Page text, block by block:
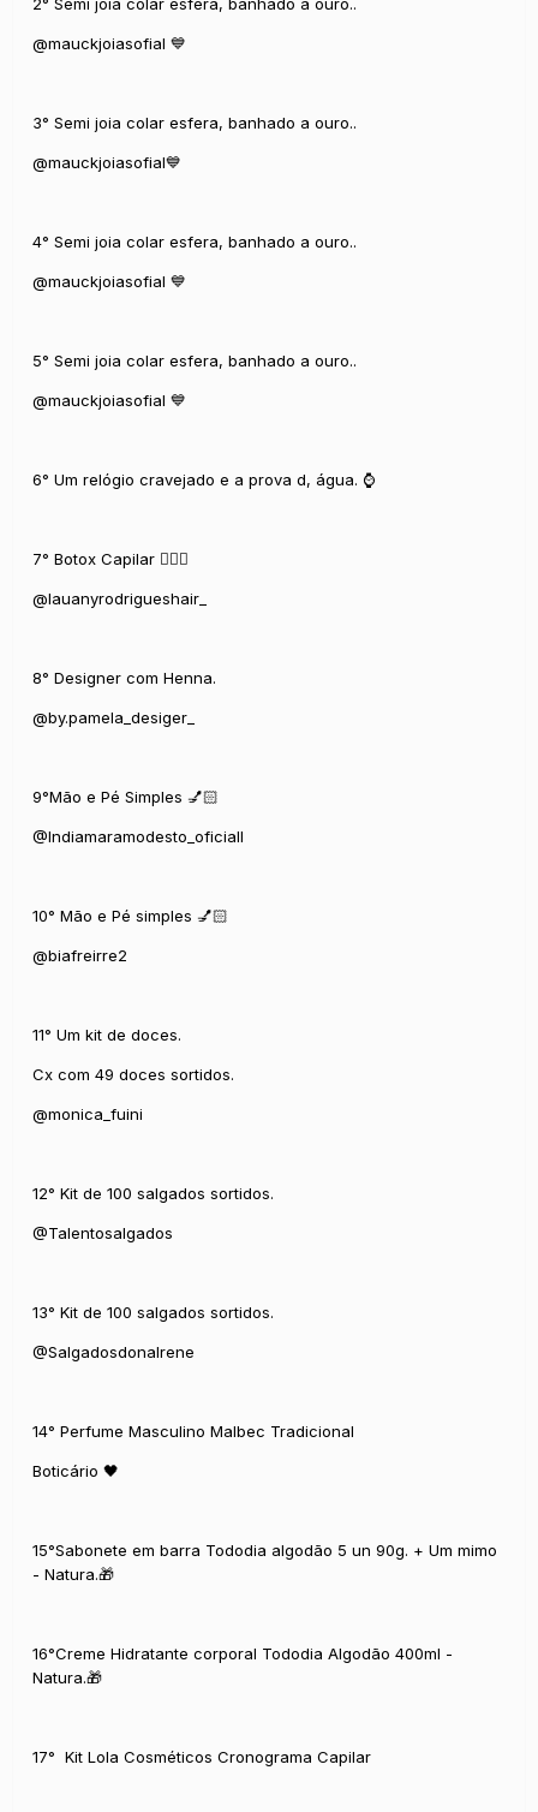
@mauckjoiasofial 💙
3° Semi joia colar esfera, banhado a ouro..
@mauckjoiasofial💙
4° Semi joia colar esfera, banhado a ouro..
@mauckjoiasofial 💙
5° Semi joia colar esfera, banhado a ouro..
@mauckjoiasofial 💙
6° Um relógio cravejado e a prova d, água. ⌚
7° Botox Capilar 💆🏻‍♀️
@lauanyrodrigueshair_
8° Designer com Henna.
@by.pamela_desiger_
9°Mão e Pé Simples 💅🏻
@Indiamaramodesto_oficiall
10° Mão e Pé simples 💅🏻
@biafreirre2
11° Um kit de doces.
Cx com 49 doces sortidos.
@monica_fuini
12° Kit de 100 salgados sortidos.
@Talentosalgados
13° Kit de 100 salgados sortidos.
@SalgadosdonaIrene
14° Perfume Masculino Malbec Tradicional
Boticário 🖤
15°Sabonete em barra Tododia algodão 5 un 90g. + Um mimo
- Natura.🎁
16°Creme Hidratante corporal Tododia Algodão 400ml -
Natura.🎁
17° Kit Lola Cosméticos Cronograma Capilar